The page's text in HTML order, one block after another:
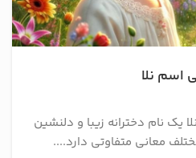
اسم نلا
یک نام دخترانه زیبا و دلنشین
معانی متفاوتی دارد....